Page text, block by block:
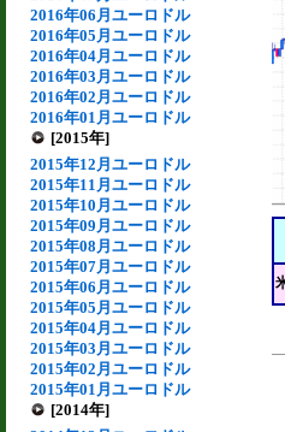
2016年06月ユーロドル
2016年05月ユーロドル
2016年04月ユーロドル
2016年03月ユーロドル
2016年02月ユーロドル
2016年01月ユーロドル
[2015年]
2015年12月ユーロドル
2015年11月ユーロドル
2015年10月ユーロドル
2015年09月ユーロドル
2015年08月ユーロドル
2015年07月ユーロドル
2015年06月ユーロドル
2015年05月ユーロドル
2015年04月ユーロドル
2015年03月ユーロドル
2015年02月ユーロドル
2015年01月ユーロドル
[2014年]